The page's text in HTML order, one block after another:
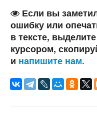
Если вы
ошибку или
в тексте,
курсором,
и напишите нам.